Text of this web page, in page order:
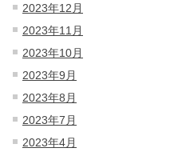
2023年12月
2023年11月
2023年10月
2023年9月
2023年8月
2023年7月
2023年4月